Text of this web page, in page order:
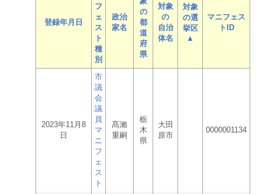
登録年月日
フ
ェ
ス
ト
種
別
政治
家名
の
都
道
府
県
対象
の
自治
体名
対象
の選
挙区
▲
マニフェス
トID
2023年11月8
日
市
議
会
議
員
マ
ニ
フ
ェ
ス
ト
髙瀨
重嗣
栃
木
県
大田
原市
0000001134